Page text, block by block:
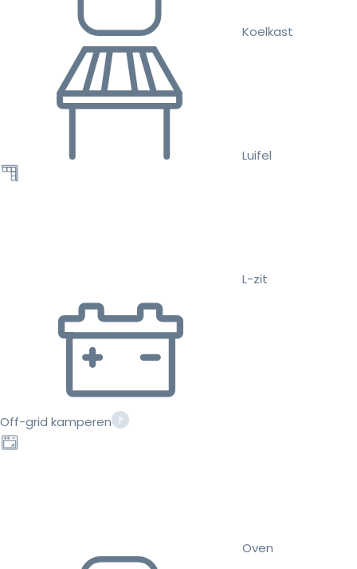
Koelkast
Luifel
L-zit
Off-grid kamperen
Oven